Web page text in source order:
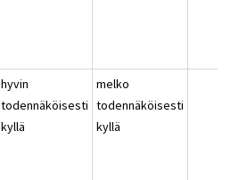
hyvin
todennäköisesti
kyllä
melko
todennäköisesti
kyllä